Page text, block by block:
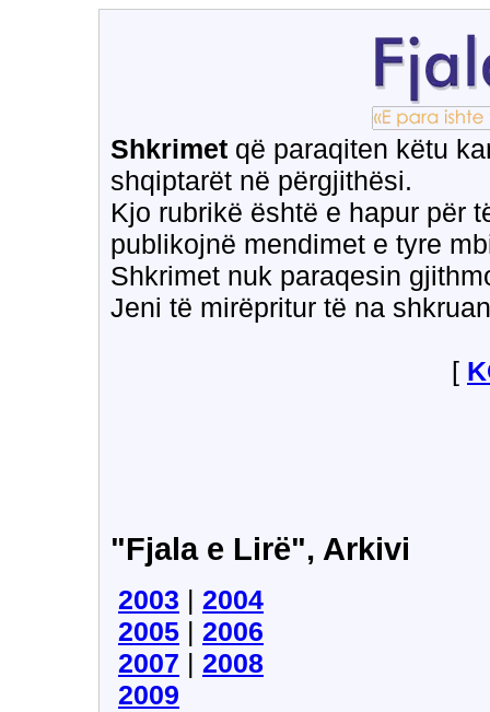
Shkrimet që paraqiten këtu
shqiptarët në përgjithësi.
Kjo rubrikë është e hapur për
publikojnë mendimet e tyre
Shkrimet nuk paraqesin
Jeni të mirëpritur të na
[
"Fjala e Lirë", Arkivi
2003 | 2004
2005 | 2006
2007 | 2008
2009